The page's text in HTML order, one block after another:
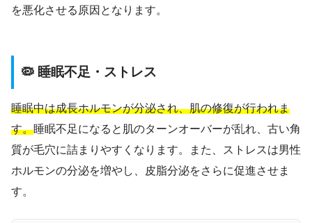
を悪化させる原因となります。
🦠 睡眠不足・ストレス
睡眠中は成長ホルモンが分泌され、肌の修復が行われま
す。睡眠不足になると肌のターンオーバーが乱れ、古い角
質が毛穴に詰まりやすくなります。また、ストレスは男性
ホルモンの分泌を増やし、皮脂分泌をさらに促進させま
す。